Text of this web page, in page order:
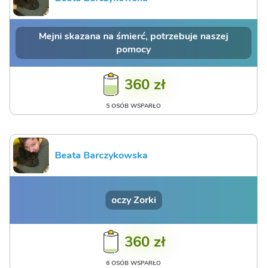
Mejni skazana na śmierć, potrzebuje naszej
pomocy
360 zł
5 OSÓB WSPARŁO
Beata Barczykowska
oczy Zorki
360 zł
6 OSÓB WSPARŁO